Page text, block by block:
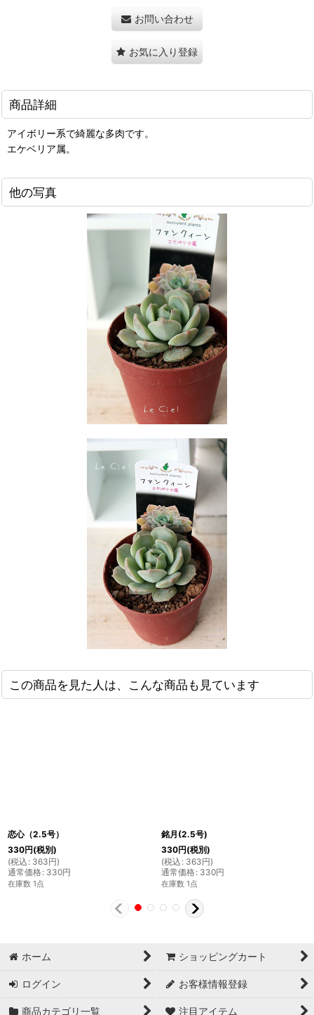
お問い合わせ
お気に入り登録
商品詳細
アイボリー系で綺麗な多肉です。
エケベリア属。
他の写真
この商品を見た人は、こんな商品も見ています
恋心（2.5号）
330円(税別)
(税込 : 363円)
通常価格: 330円
在庫数 1点
銘月(2.5号)
330円(税別)
(税込 : 363円)
通常価格: 330円
在庫数 1点
ホーム ショッピングカート
ログイン お客様情報登録
商品カテゴリ一覧 注目アイテム